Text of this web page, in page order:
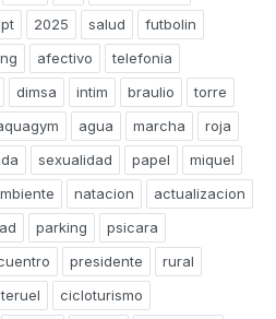
2025 salud
futbolin
afectivo
telefonia
dimsa intim braulio
torre
agua marcha
roja
sexualidad papel
miquel
natacion
actualizacion
parking
psicara
presidente
rural
teruel
cicloturismo